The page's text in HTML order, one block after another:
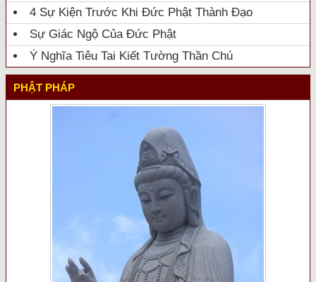
4 Sự Kiện Trước Khi Đức Phật Thành Đạo
Sự Giác Ngộ Của Đức Phật
Ý Nghĩa Tiêu Tai Kiết Tường Thần Chú
PHẬT PHÁP